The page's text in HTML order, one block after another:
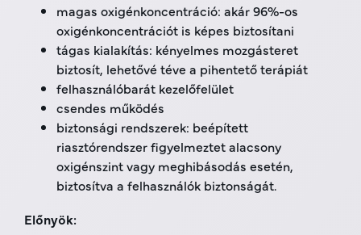
magas oxigénkoncentráció: akár 96%-os
oxigénkoncentrációt is képes biztosítani
tágas kialakítás: kényelmes mozgásteret
biztosít, lehetővé téve a pihentető terápiát
felhasználóbarát kezelőfelület
csendes működés
biztonsági rendszerek: beépített
riasztórendszer figyelmeztet alacsony
oxigénszint vagy meghibásodás esetén,
biztosítva a felhasználók biztonságát.
Előnyök: